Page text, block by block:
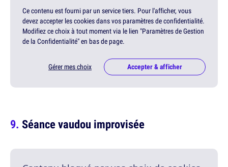
Ce contenu est fourni par un service tiers. Pour l'afficher, vous
devez accepter les cookies dans vos paramètres de confidentialité.
Modifiez ce choix à tout moment via le lien "Paramètres de Gestion
de la Confidentialité" en bas de page.
Gérer mes choix Accepter & afficher
Séance vaudou improvisée